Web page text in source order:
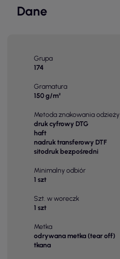
Dane
Grupa
174
Gramatura
150 g/m²
Metoda znakowania odzieży
druk cyfrowy DTG
haft
nadruk transferowy DTF
sitodruk bezpośredni
Minimalny odbiór
1 szt
Szt. w woreczk
1 szt
Metka
odrywana metka (tear off)
tkana